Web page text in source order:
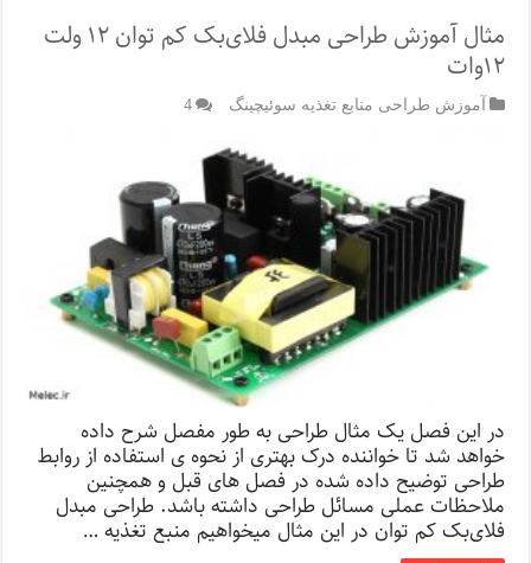
مثال آموزش طراحی مبدل فلای‌بک کم توان ۱۲ ولت
۱۲‌وات
آموزش طراحی منابع تغذیه سوئیچینگ 4
در این فصل یک مثال طراحی به طور مفصل شرح داده
خواهد شد تا خواننده درک بهتری از نحوه ی استفاده از روابط
طراحی توضیح داده شده در فصل های قبل و همچنین
ملاحظات عملی مسائل طراحی داشته باشد. طراحی مبدل
فلای‌بک کم توان در این مثال میخواهیم منبع تغذیه …